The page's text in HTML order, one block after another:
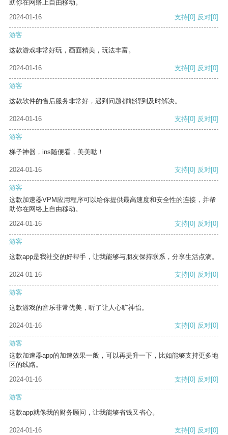
助你在网络上自由移动。
2024-01-16
支持[0] 反对[0]
游客
这款游戏非常好玩，画面精美，玩法丰富。
2024-01-16 支持[0] 反对[0]
游客
这款软件的售后服务非常好，遇到问题都能得到及时解决。
2024-01-16 支持[0] 反对[0]
游客
梯子神器，ins随便看，美美哒！
2024-01-16 支持[0] 反对[0]
游客
这款加速器VPM应用程序可以给你提供最高速度和安全性的连接，并帮
助你在网络上自由移动。
2024-01-16
支持[0] 反对[0]
游客
这款app是我社交的好帮手，让我能够与朋友保持联系，分享生活点滴。
2024-01-16 支持[0] 反对[0]
游客
这款游戏的音乐非常优美，听了让人心旷神怡。
2024-01-16 支持[0] 反对[0]
游客
这款加速器app的加速效果一般，可以再提升一下，比如能够支持更多地
区的线路。
2024-01-16
支持[0] 反对[0]
游客
这款app就像我的财务顾问，让我能够省钱又省心。
2024-01-16 支持[0] 反对[0]